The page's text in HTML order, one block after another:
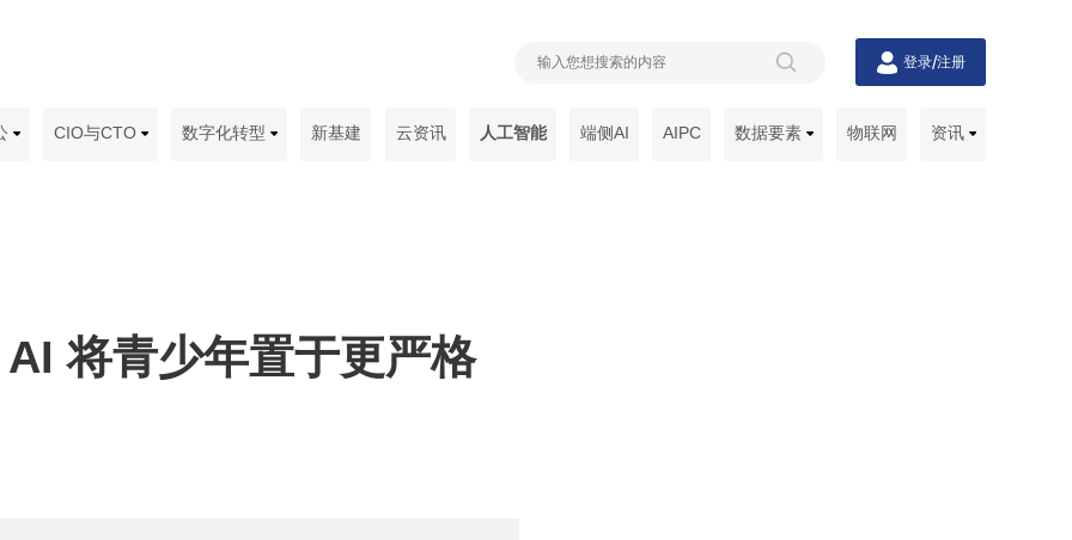
登录/注册
CIO与CTO 数字化转型 新基建 云资讯 人工智能 端侧AI AIPC 数据要素 物联网 资讯
将青少年置于更严格